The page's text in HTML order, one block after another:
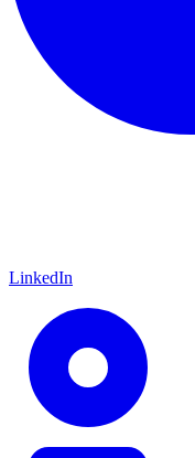
LinkedIn